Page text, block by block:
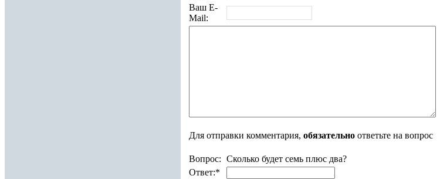
Ваш E-
Mail:
Для отправки комментария, обязательно ответьте на вопрос
Вопрос: Сколько будет семь плюс два?
Ответ:*